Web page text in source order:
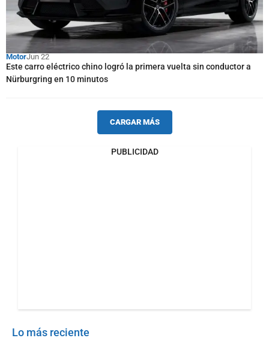
MotorJun 22
Este carro eléctrico chino logró la primera vuelta sin conductor a
Nürburgring en 10 minutos
CARGAR MÁS
PUBLICIDAD
Lo más reciente